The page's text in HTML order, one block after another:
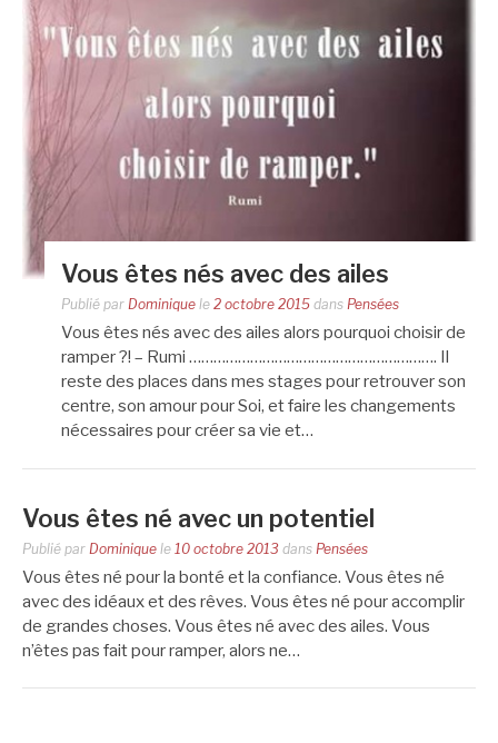
Vous êtes nés avec des ailes
Publié par Dominique le 2 octobre 2015 dans Pensées
Vous êtes nés avec des ailes alors pourquoi choisir de
ramper ?! – Rumi ……………………………………………………. Il
reste des places dans mes stages pour retrouver son
centre, son amour pour Soi, et faire les changements
nécessaires pour créer sa vie et…
Vous êtes né avec un potentiel
Publié par Dominique le 10 octobre 2013 dans Pensées
Vous êtes né pour la bonté et la confiance. Vous êtes né
avec des idéaux et des rêves. Vous êtes né pour accomplir
de grandes choses. Vous êtes né avec des ailes. Vous
n’êtes pas fait pour ramper, alors ne…